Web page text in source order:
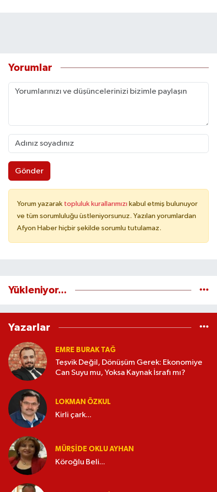
Yorumlar
Gönder
Yorum yazarak topluluk kurallarımızı kabul etmiş bulunuyor
ve tüm sorumluluğu üstleniyorsunuz. Yazılan yorumlardan
Afyon Haber hiçbir şekilde sorumlu tutulamaz.
Yükleniyor...
Yazarlar
EMRE BURAK TAĞ
Teşvik Değil, Dönüşüm Gerek: Ekonomiye
Can Suyu mu, Yoksa Kaynak İsrafı mı?
LOKMAN ÖZKUL
Kirli çark...
MÜRŞIDE OKLU AYHAN
Köroğlu Beli...